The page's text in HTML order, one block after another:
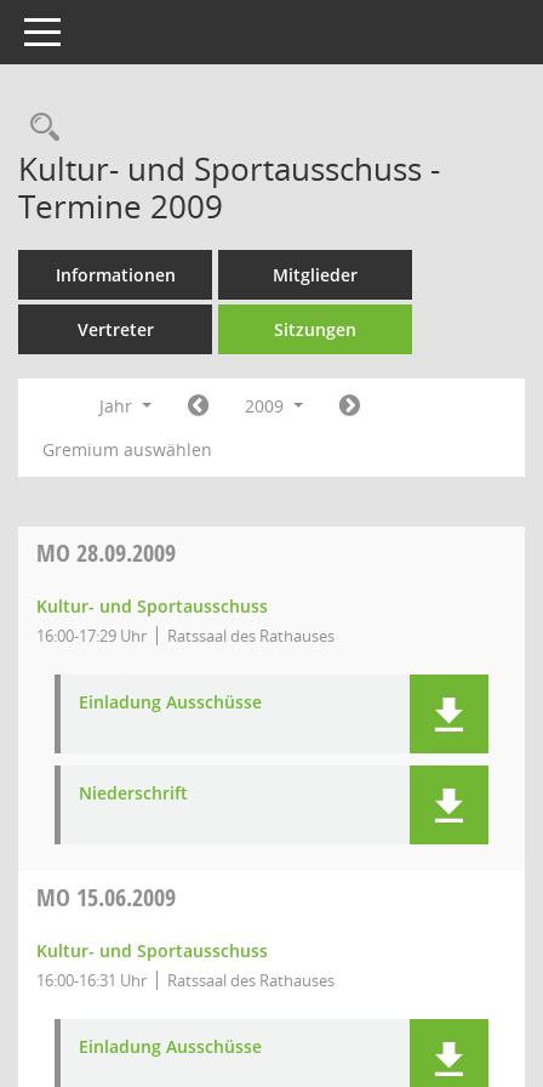
Toggle navigation
Rechercheauswahl
Kultur- und Sportausschuss -
Termine 2009
Informationen Mitglieder
Vertreter Sitzungen
Jahr
2009
Gremium auswählen
MO 28.09.2009
Kultur- und Sportausschuss
16:00-17:29 Uhr Ratssaal des Rathauses
Einladung Ausschüsse
Niederschrift
MO 15.06.2009
Kultur- und Sportausschuss
16:00-16:31 Uhr Ratssaal des Rathauses
Einladung Ausschüsse